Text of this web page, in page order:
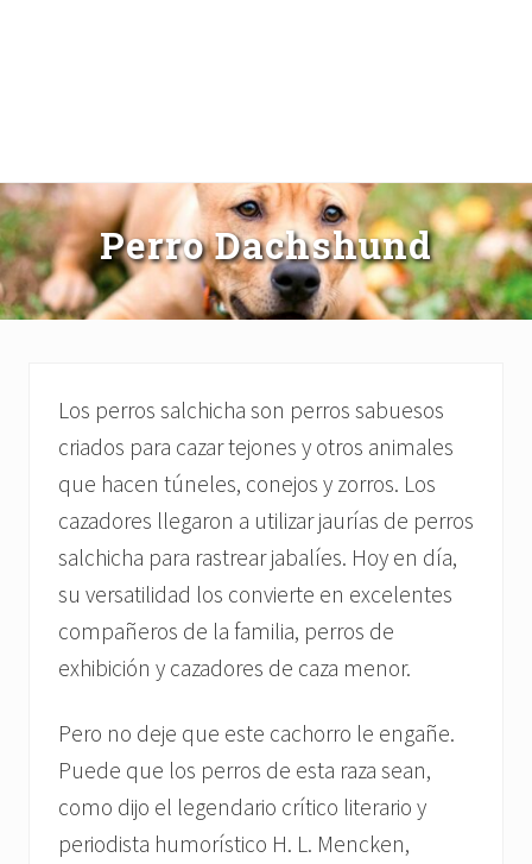
Perro Dachshund
Los perros salchicha son perros sabuesos
criados para cazar tejones y otros animales
que hacen túneles, conejos y zorros. Los
cazadores llegaron a utilizar jaurías de perros
salchicha para rastrear jabalíes. Hoy en día,
su versatilidad los convierte en excelentes
compañeros de la familia, perros de
exhibición y cazadores de caza menor.
Pero no deje que este cachorro le engañe.
Puede que los perros de esta raza sean,
como dijo el legendario crítico literario y
periodista humorístico H. L. Mencken,